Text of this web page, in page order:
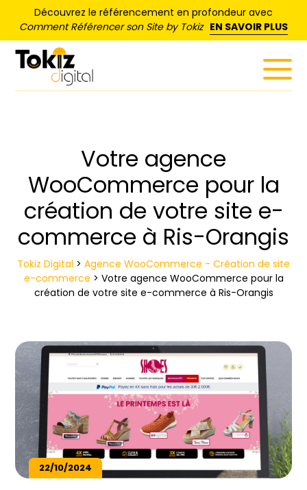
Découvrez le référencement en profondeur avec
Comment Référencer son Site by Tokiz EN SAVOIR PLUS
Votre agence
WooCommerce pour la
création de votre site e-
commerce à Ris-Orangis
Tokiz Digital > Agence WooCommerce - Création de site
e-commerce > Votre agence WooCommerce pour la
création de votre site e-commerce à Ris-Orangis
22/10/2024
Panneau de gestion des cookies